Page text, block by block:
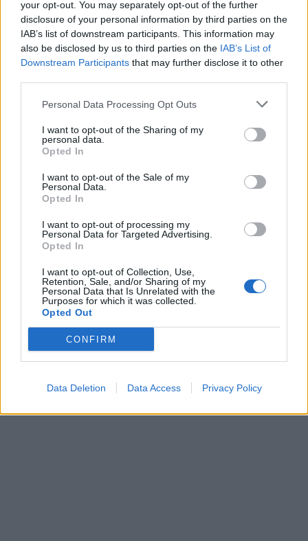
your opt-out. You may separately opt-out of the further
disclosure of your personal information by third parties on the
IAB’s list of downstream participants. This information may
also be disclosed by us to third parties on the IAB’s List of
Downstream Participants that may further disclose it to other
Personal Data Processing Opt Outs
I want to opt-out of the Sharing of my
personal data.
Opted In
I want to opt-out of the Sale of my
Personal Data.
Opted In
I want to opt-out of processing my
Personal Data for Targeted Advertising.
Opted In
I want to opt-out of Collection, Use,
Retention, Sale, and/or Sharing of my
Personal Data that Is Unrelated with the
Purposes for which it was collected.
Opted Out
CONFIRM
Data Deletion Data Access Privacy Policy